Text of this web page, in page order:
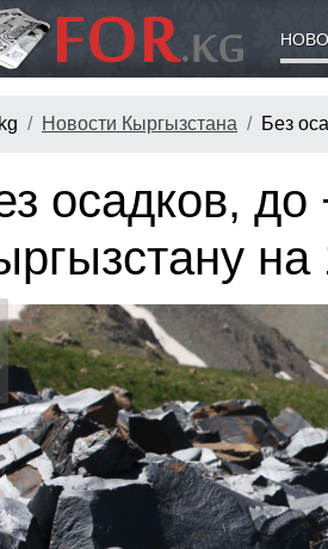
Новости Кыргызстана Без
осадков,